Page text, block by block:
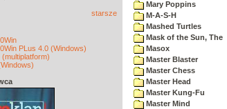
starsze
PLus 4.0 (Windows)
(multiplatform)
Mary Poppins
M-A-S-H
Mashed Turtles
Mask of the Sun, The
Masox
Master Blaster
Master Chess
Master Head
Master Kung-Fu
Master Mind